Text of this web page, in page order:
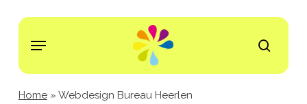
content
Menu
Home» Webdesign Bureau Heerlen